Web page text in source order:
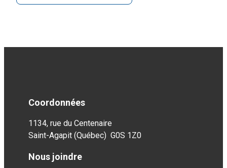
Coordonnées
1134, rue du Centenaire
Saint-Agapit (Québec) G0S 1Z0
Nous joindre